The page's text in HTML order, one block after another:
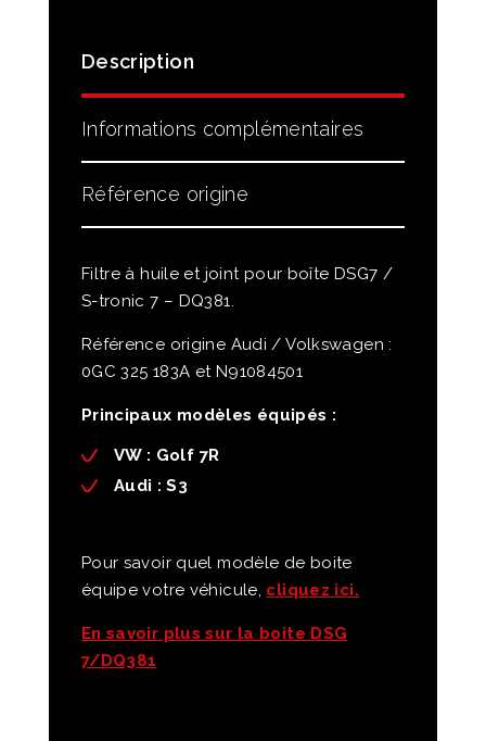
Description
Informations complémentaires
Référence origine
Filtre à huile et joint pour boîte DSG7 /
S-tronic 7 – DQ381.
Référence origine Audi / Volkswagen :
0GC 325 183A et N91084501
Principaux modèles équipés :
VW : Golf 7R
Audi : S3
Pour savoir quel modèle de boite
équipe votre véhicule, cliquez ici.
En savoir plus sur la boite DSG
7/DQ381